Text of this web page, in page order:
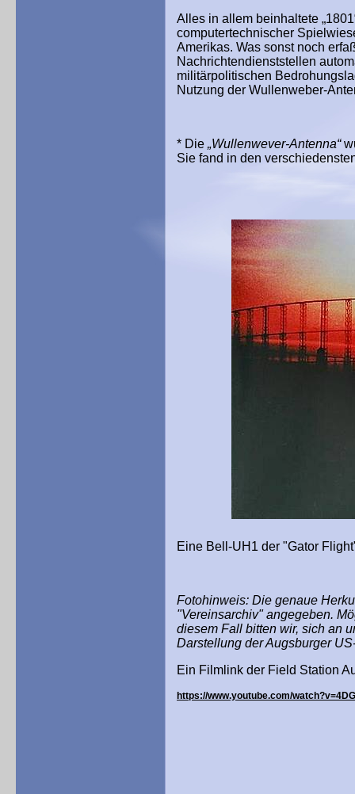
Alles in allem beinhaltete
computertechnischer
Amerikas. Was sonst noch
Nachrichtendienststellen
militärpolitischen
Nutzung der Wullenweber-
* Die „Wullenwever-Antenna“
Sie fand in den
Eine Bell-UH1 der "Gator
Fotohinweis: Die genaue
"Vereinsarchiv" angegeben.
diesem Fall bitten wir, sich an
Darstellung der Augsburger
Ein Filmlink der Field Station
https://www.youtube.com/